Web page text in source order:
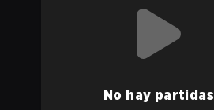
No hay partidas